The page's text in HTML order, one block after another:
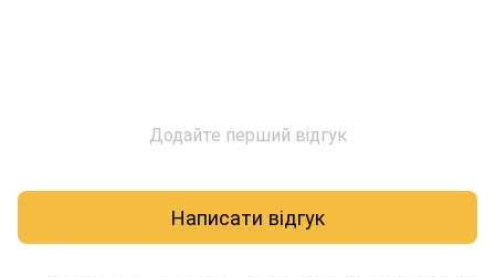
Додайте перший відгук
Написати відгук